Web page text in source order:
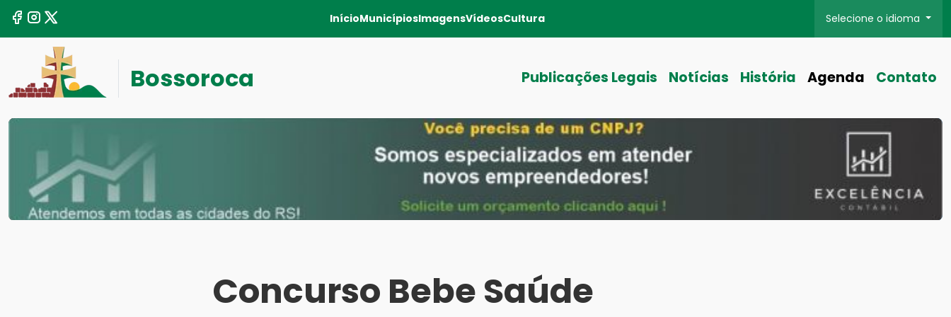
InícioMunicípiosImagensVídeosCultura Selecione o idioma
Bossoroca Publicações Legais Notícias História Agenda Contato
Concurso Bebe Saúde